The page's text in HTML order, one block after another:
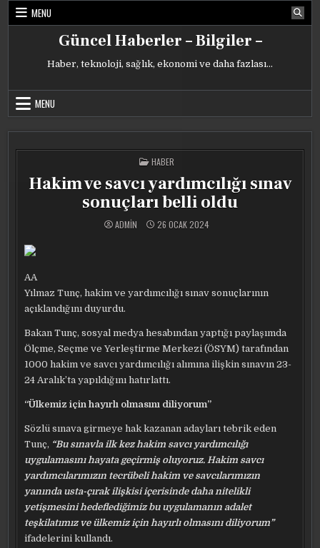
Skip
MENU
Güncel Haberler – Bilgiler –
Haber, teknoloji, sağlık, ekonomi ve daha fazlası…
MENU
POSTED
IN
HABER
Hakim ve savcı yardımcılığı sınav
sonuçları belli oldu
ADMIN 26 OCAK 2024
AA
Yılmaz Tunç, hakim ve yardımcılığı sınav sonuçlarının
açıklandığını duyurdu.
Bakan Tunç, sosyal medya hesabından yaptığı paylaşımda
Ölçme, Seçme ve Yerleştirme Merkezi (ÖSYM) tarafından
1000 hakim ve savcı yardımcılığı alımına ilişkin sınavın 23-
24 Aralık’ta yapıldığını hatırlattı.
“Ülkemiz için hayırlı olmasını diliyorum”
Sözlü sınava girmeye hak kazanan adayları tebrik eden
Tunç, “Bu sınavla ilk kez hakim savcı yardımcılığı
uygulamasını hayata geçirmiş oluyoruz. Hakim savcı
yardımcılarımızın tecrübeli hakim ve savcılarımızın
yanında usta-çırak ilişkisi içerisinde daha nitelikli
yetişmesini hedeflediğimiz bu uygulamanın adalet
teşkilatımız ve ülkemiz için hayırlı olmasını diliyorum”
ifadelerini kullandı.